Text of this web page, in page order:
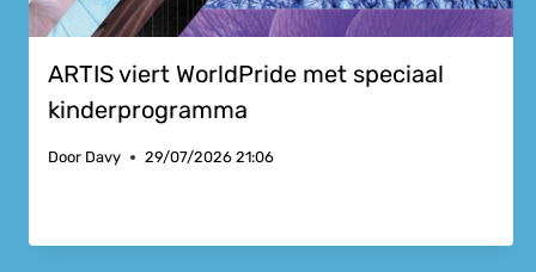
ARTIS viert WorldPride met speciaal
kinderprogramma
Door Davy 29/07/2026 21:06